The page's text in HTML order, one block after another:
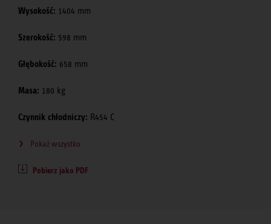
Wysokość: 1404 mm
Szerokość: 598 mm
Głębokość: 658 mm
Masa: 180 kg
Czynnik chłodniczy: R454 C
Pokaż wszystko
Pobierz jako PDF